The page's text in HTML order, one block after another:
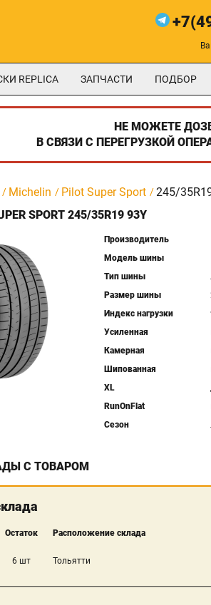
REPLICA ЗАПЧАСТИ ПОДБОР
НЕ МОЖЕТЕ
В СВЯЗИ С ПЕРЕГРУЗКОЙ
Michelin Pilot Super Sport
245/
SPORT 245/35R19 93Y
Производитель
Модель шины
Тип шины
Размер шины
Индекс нагрузки
Усиленная
Камерная
Шипованная
XL
RunOnFlat
Сезон
С ТОВАРОМ
Остаток Расположение склада
6 шт Тольятти